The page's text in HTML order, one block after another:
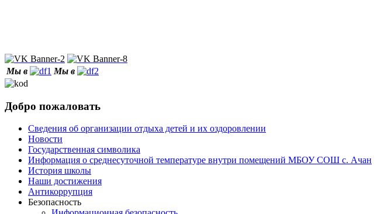
Мы в Мы в
Добро пожаловать
Сведения об организации отдыха детей и их оздоровлении
Новости
Государственная символика
Информация о среднесуточной температуре внутри помещений МБОУ СОШ с. Ачан
История школы
Наши достижения
Антикоррупция
Безопасность